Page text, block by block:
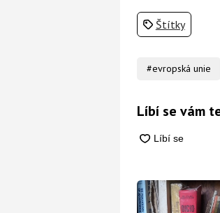
Štítky
#evropská unie
Líbí se vám